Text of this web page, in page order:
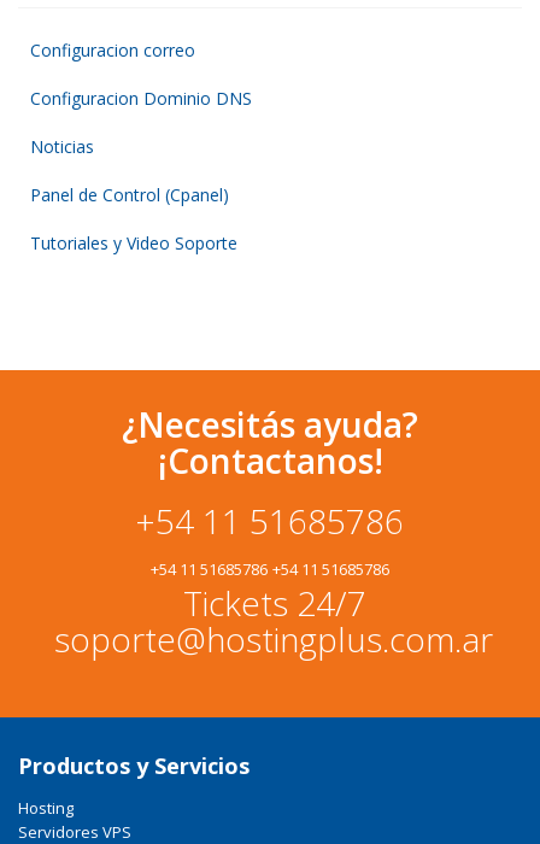
Configuracion correo
Configuracion Dominio DNS
Noticias
Panel de Control (Cpanel)
Tutoriales y Video Soporte
¿Necesitás ayuda?
¡Contactanos!
+54 11 51685786
+54 11 51685786 +54 11 51685786
Tickets 24/7
soporte@hostingplus.com.ar
Productos y Servicios
Hosting
Servidores VPS